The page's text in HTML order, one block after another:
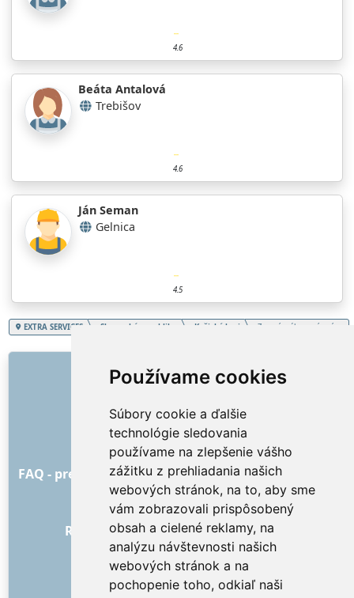
Používame cookies
Súbory cookie a ďalšie
technológie sledovania
používame na zlepšenie vášho
zážitku z prehliadania našich
webových stránok, na to, aby sme
vám zobrazovali prispôsobený
obsah a cielené reklamy, na
analýzu návštevnosti našich
webových stránok a na
pochopenie toho, odkiaľ naši
4.6
Beáta Antalová
Trebišov
4.6
Ján Seman
Gelnica
4.5
EXTRA SERVICES Slovenská republika Košický kraj Zemné, výkopové práce
ODKAZY
Ako to všetko začalo
Cenník
Všeobecné obchodné podmienky
FAQ - pre objednávateľa FAQ - pre poskytovateľov
Reklama a marketing
Blog
Recenzie objednávok s hodnotením
Kontakt
SOCIÁLNE SIETE